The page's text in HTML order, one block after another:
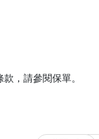
，請參閱保單。